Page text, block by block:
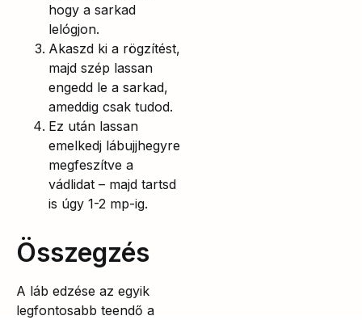
hogy a sarkad
lelógjon.
Akaszd ki a rögzítést,
majd szép lassan
engedd le a sarkad,
ameddig csak tudod.
Ez után lassan
emelkedj lábujjhegyre
megfeszítve a
vádlidat – majd tartsd
is úgy 1-2 mp-ig.
Összegzés
A láb edzése az egyik
legfontosabb teendő a